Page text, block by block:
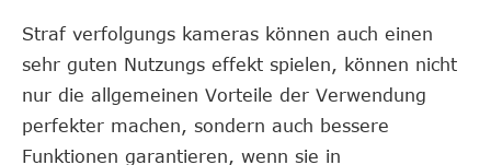
Straf verfolgungs kameras können auch einen
sehr guten Nutzungs effekt spielen, können nicht
nur die allgemeinen Vorteile der Verwendung
perfekter machen, sondern auch bessere
Funktionen garantieren, wenn sie in